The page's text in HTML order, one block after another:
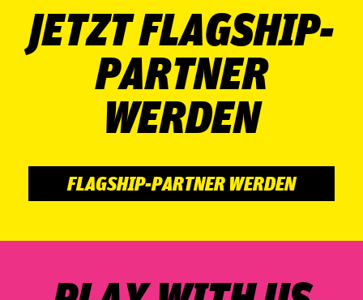
JETZT FLAGSHIP-
PARTNER
WERDEN
FLAGSHIP-PARTNER WERDEN